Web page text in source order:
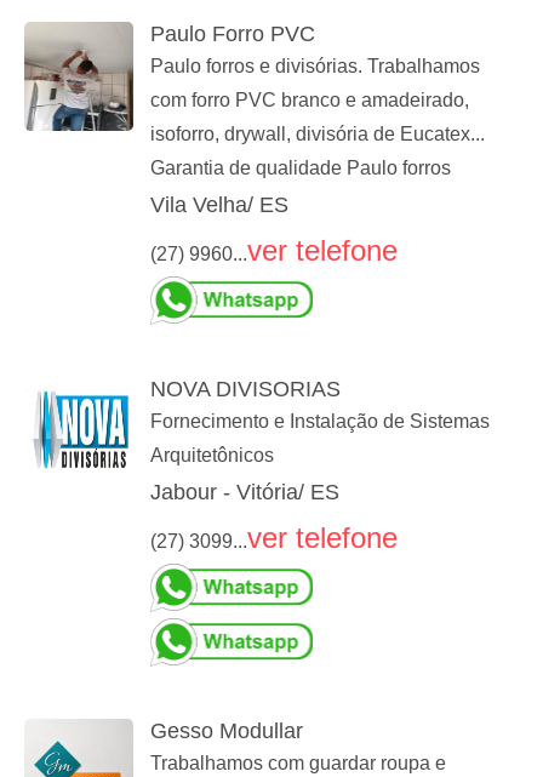
Paulo Forro PVC
Paulo forros e divisórias. Trabalhamos
com forro PVC branco e amadeirado,
isoforro, drywall, divisória de Eucatex...
Garantia de qualidade Paulo forros
Vila Velha/ ES
(27) 9960...ver telefone
NOVA DIVISORIAS
Fornecimento e Instalação de Sistemas
Arquitetônicos
Jabour - Vitória/ ES
(27) 3099...ver telefone
Gesso Modullar
Trabalhamos com guardar roupa e